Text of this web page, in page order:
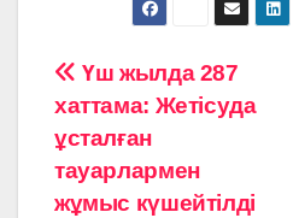
Навигация
по
записям
Үш жылда 287
хаттама: Жетісуда
ұсталған
тауарлармен
жұмыс күшейтілді